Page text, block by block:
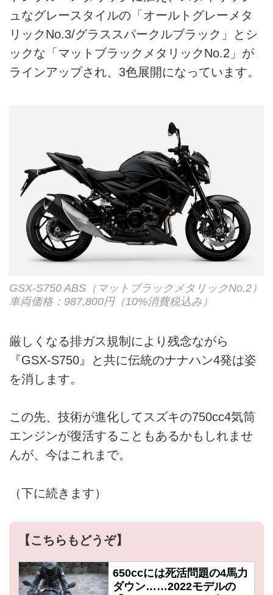
ュなグレースタイルの「オールトグレーメタ
リックNo.3/グラススパークルブラック」とシ
ックな「マットブラックメタリックNo.2」が
ラインアップされ、3色展開になっています。
GSX-S750 ABS（マットブラックメタリックNo.2）
車両価格：987,800円（10%消費税込み）
厳しくなる排ガス規制により残念ながら
『GSX-S750』と共に伝統のナナハン4発は姿
を消します。
この先、技術が進化してスズキの750cc4気筒
エンジンが復活することもあるかもしれませ
んが、今はこれまで。
（下に続きます）
【こちらもどうぞ】
650ccには死活問題の4馬力
ダウン……2022モデルの